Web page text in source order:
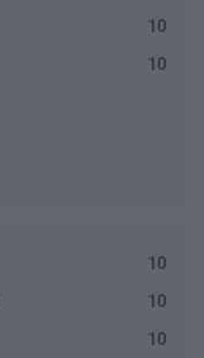
10
10
10
10
10